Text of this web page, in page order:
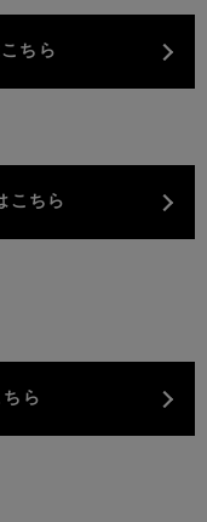
ちら
こちら
ら